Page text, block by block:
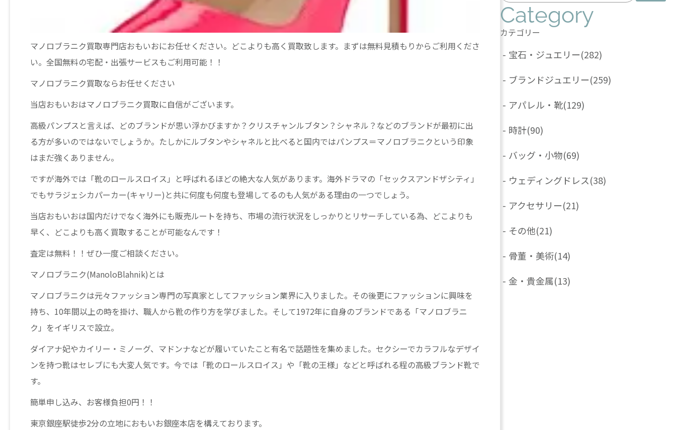
マノロブラニク買取専門店おもいおにお任せください。どこよりも高く買取致します。まずは無料見積もりからご利用くださ
い。全国無料の宅配・出張サービスもご利用可能！！
マノロブラニク買取ならお任せください
当店おもいおはマノロブラニク買取に自信がございます。
高級パンプスと言えば、どのブランドが思い浮かびますか？クリスチャンルブタン？シャネル？などのブランドが最初に出
る方が多いのではないでしょうか。たしかにルブタンやシャネルと比べると国内ではパンプス＝マノロブラニクという印象
はまだ強くありません。
ですが海外では「靴のロールスロイス」と呼ばれるほどの絶大な人気があります。海外ドラマの「セックスアンドザシティ」
でもサラジェシカパーカー(キャリー)と共に何度も何度も登場してるのも人気がある理由の一つでしょう。
当店おもいおは国内だけでなく海外にも販売ルートを持ち、市場の流行状況をしっかりとリサーチしている為、どこよりも
早く、どこよりも高く買取することが可能なんです！
査定は無料！！ぜひ一度ご相談ください。
マノロブラニク(ManoloBlahnik)とは
マノロブラニクは元々ファッション専門の写真家としてファッション業界に入りました。その後更にファッションに興味を
持ち、10年間以上の時を掛け、職人から靴の作り方を学びました。そして1972年に自身のブランドである「マノロブラニ
ク」をイギリスで設立。
ダイアナ妃やカイリー・ミノーグ、マドンナなどが履いていたこと有名で話題性を集めました。セクシーでカラフルなデザイ
ンを持つ靴はセレブにも大変人気です。今では「靴のロールスロイス」や「靴の王様」などと呼ばれる程の高級ブランド靴で
す。
簡単申し込み、お客様負担0円！！
東京銀座駅徒歩2分の立地におもいお銀座本店を構えております。
Category
カテゴリー
- 宝石・ジュエリー(282)
- ブランドジュエリー(259)
- アパレル・靴(129)
- 時計(90)
- バッグ・小物(69)
- ウェディングドレス(38)
- アクセサリー(21)
- その他(21)
- 骨董・美術(14)
- 金・貴金属(13)